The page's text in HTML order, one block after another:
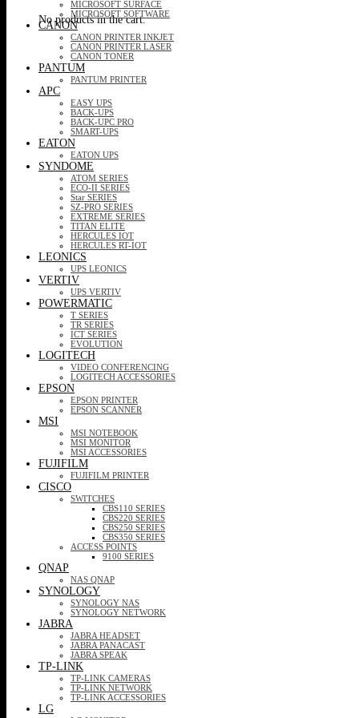
No products in the cart.
MICROSOFT SURFACE
MICROSOFT SOFTWARE
CANON
CANON PRINTER INKJET
CANON PRINTER LASER
CANON TONER
PANTUM
PANTUM PRINTER
APC
EASY UPS
BACK-UPS
BACK-UPC PRO
SMART-UPS
EATON
EATON UPS
SYNDOME
ATOM SERIES
ECO-II SERIES
Star SERIES
SZ-PRO SERIES
EXTREME SERIES
TITAN ELITE
HERCULES IOT
HERCULES RT-IOT
LEONICS
UPS LEONICS
VERTIV
UPS VERTIV
POWERMATIC
T SERIES
TR SERIES
ICT SERIES
EVOLUTION
LOGITECH
VIDEO CONFERENCING
LOGITECH ACCESSORIES
EPSON
EPSON PRINTER
EPSON SCANNER
MSI
MSI NOTEBOOK
MSI MONITOR
MSI ACCESSORIES
FUJIFILM
FUJIFILM PRINTER
CISCO
SWITCHES
CBS110 SERIES
CBS220 SERIES
CBS250 SERIES
CBS350 SERIES
ACCESS POINTS
9100 SERIES
QNAP
NAS QNAP
SYNOLOGY
SYNOLOGY NAS
SYNOLOGY NETWORK
JABRA
JABRA HEADSET
JABRA PANACAST
JABRA SPEAK
TP-LINK
TP-LINK CAMERAS
TP-LINK NETWORK
TP-LINK ACCESSORIES
LG